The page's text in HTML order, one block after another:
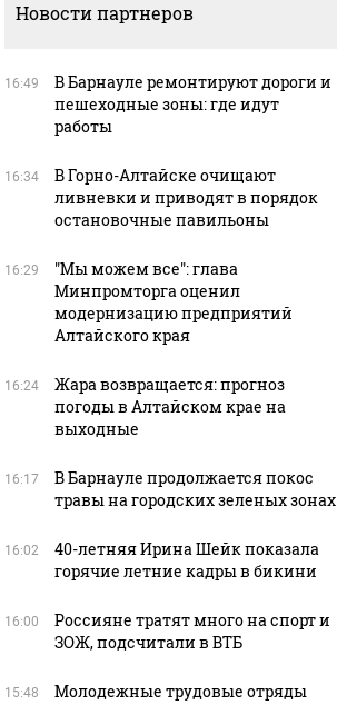
Таких событий не
ждать всем нам?
Новости партнеров
16:49
В Барнауле ремонтируют дороги и
пешеходные зоны: где идут
работы
16:34
В Горно-Алтайске очищают
ливневки и приводят в порядок
остановочные павильоны
16:29
"Мы можем все": глава
Минпромторга оценил
модернизацию предприятий
Алтайского края
16:24
Жара возвращается: прогноз
погоды в Алтайском крае на
выходные
16:17
В Барнауле продолжается покос
травы на городских зеленых зонах
16:02
40-летняя Ирина Шейк показала
горячие летние кадры в бикини
16:00
Россияне тратят много на спорт и
ЗОЖ, подсчитали в ВТБ
15:48
Молодежные трудовые отряды